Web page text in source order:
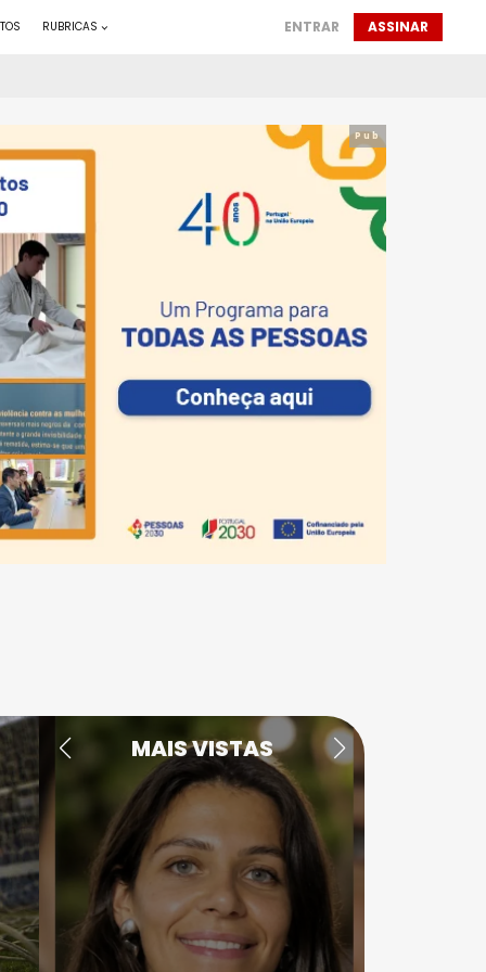
RUBRICAS ENTRAR ASSINAR
Pub
MAIS VISTAS